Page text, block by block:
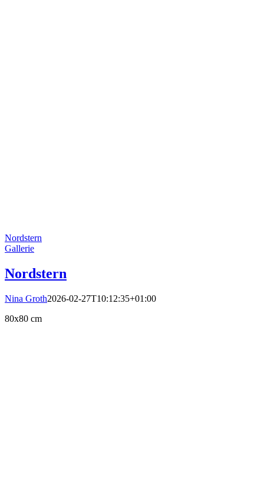
Nordstern
Gallerie
Nordstern
Nina Groth2026-02-27T10:12:35+01:00
80x80 cm